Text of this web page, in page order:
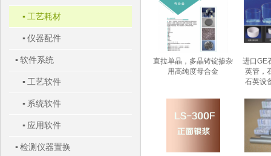
▪ 工艺耗材
▪ 仪器配件
▪ 软件系统
▪ 工艺软件
▪ 系统软件
▪ 应用软件
▪ 检测仪器置换
直拉单晶，多晶铸锭掺杂
用高纯度母合金
进口GE
英管，
石英设